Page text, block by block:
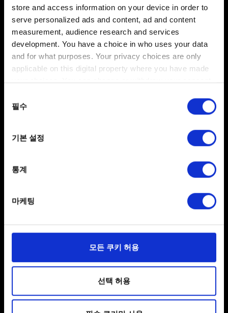
store and access information on your device in order to
serve personalized ads and content, ad and content
measurement, audience research and services
development. You have a choice in who uses your data
and for what purposes. Your privacy choices are only
applicable on this digital property where you have made
your choices. You can change or withdraw your consent
the Privacy trigger icon.
Collect information about your geographical
Identify your device by actively scanning it for
Find out more about how your personal data is processed
일부 쿠키는 웹 사이트를 정상적으로 이용하기 위해
관련 기술적 피드백을 제공하여 사용자의 웹사이트 이용
환경을 개선하기 위해 사용됩니다. 예를 들어, 소셜
파악하기 위해 쿠키의 일부를 저희 파트너와 공유할 수도
선택
필수
기본 설정
통계
마케팅
모든 쿠키 허용
선택 허용
여기안내된 대로 클린 부팅을 한 후 게임 설치를
진행하세요. 퓨어 부팅 모드에서는 백신/보안 소프트웨어를
차단하므로 디스크 데이터가 문제없이 컴퓨터 하드 디스크로
전송될 수 있습니다.
광 드라이브의 펌웨어를 업데이트하세요. 장치 제조사의
기술 지원에서 알맞은 파일을 다운로드할 수 있습니다.
다른 컴퓨터에서도 같은 오류가 발생하는지 확인하시기
주의:위의 해결 방안을 이미 시도했음에도 효과가 없다면
도움이 필요하신가요?
문의